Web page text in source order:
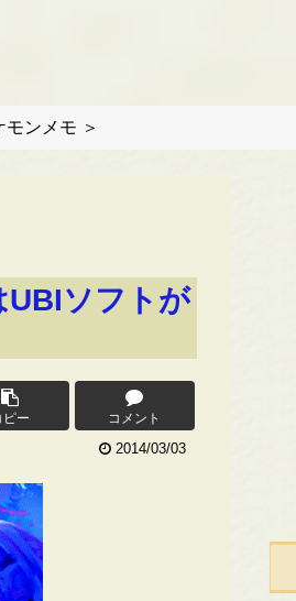
モンメモ ＞
UBIソフトが
ピー コメント
2014/03/03